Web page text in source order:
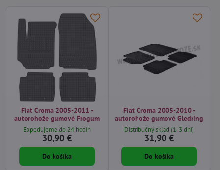
Fiat Croma 2005-2011 -
autorohože gumové Frogum
Expedujeme do 24 hodín
30,90 €
Do košíka
Fiat Croma 2005-2010 -
autorohože gumové Gledring
Distribučný sklad (1-3 dni)
31,90 €
Do košíka